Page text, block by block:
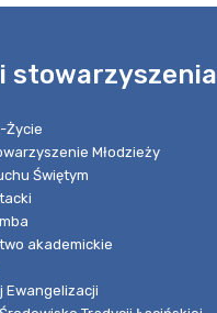
stowarzyszenia
Życie
Młodzieży
Świętym
akademickie
Ewangelizacji